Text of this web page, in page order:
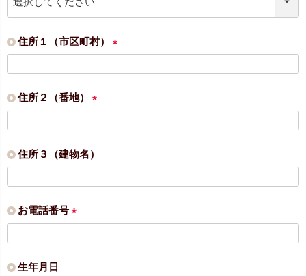
必
)
住所１（市区町村）
必
住所２（番地）
必
)
住所３（建物名）
お電話番号
必
生年月日